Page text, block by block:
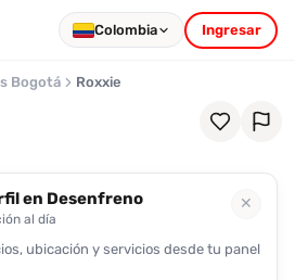
Colombia Ingresar
Bogotá Roxxie
en Desenfreno
al día
✕
ubicación y servicios desde tu panel